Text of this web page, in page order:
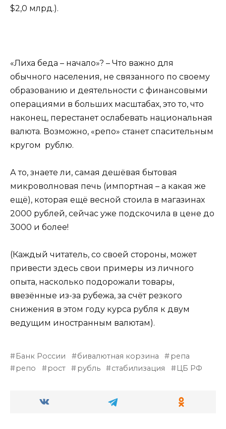
$2,0 млрд.).
«Лиха беда – начало»? – Что важно для
обычного населения, не связанного по своему
образованию и деятельности с финансовыми
операциями в больших масштабах, это то, что
наконец, перестанет ослабевать национальная
валюта. Возможно, «репо» станет спасительным
кругом рублю.
А то, знаете ли, самая дешёвая бытовая
микроволновая печь (импортная – а какая же
ещё), которая ещё весной стоила в магазинах
2000 рублей, сейчас уже подскочила в цене до
3000 и более!
(Каждый читатель, со своей стороны, может
привести здесь свои примеры из личного
опыта, насколько подорожали товары,
ввезённые из-за рубежа, за счёт резкого
снижения в этом году курса рубля к двум
ведущим иностранным валютам).
Банк России бивалютная корзина
репа
репо
рост рубль стабилизация ЦБ РФ